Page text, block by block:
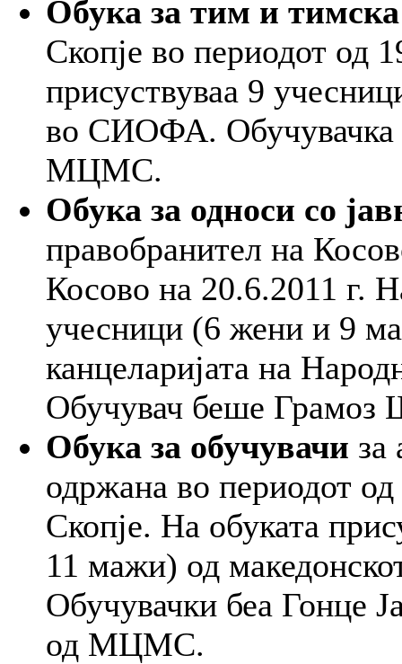
Обука за тим и тимска
Скопје во периодот од
присуствуваа 9
во СИОФА. Обучувачка
МЦМС.
Обука за односи со
правобранител на
Косово на 20.6.2011 г.
учесници (6 жени и 9
канцеларијата на
Обучувач беше
Обука за обучувачи за
одржана во периодот
Скопје. На обуката
11 мажи) од
Обучувачки беа Гонце
од МЦМС.